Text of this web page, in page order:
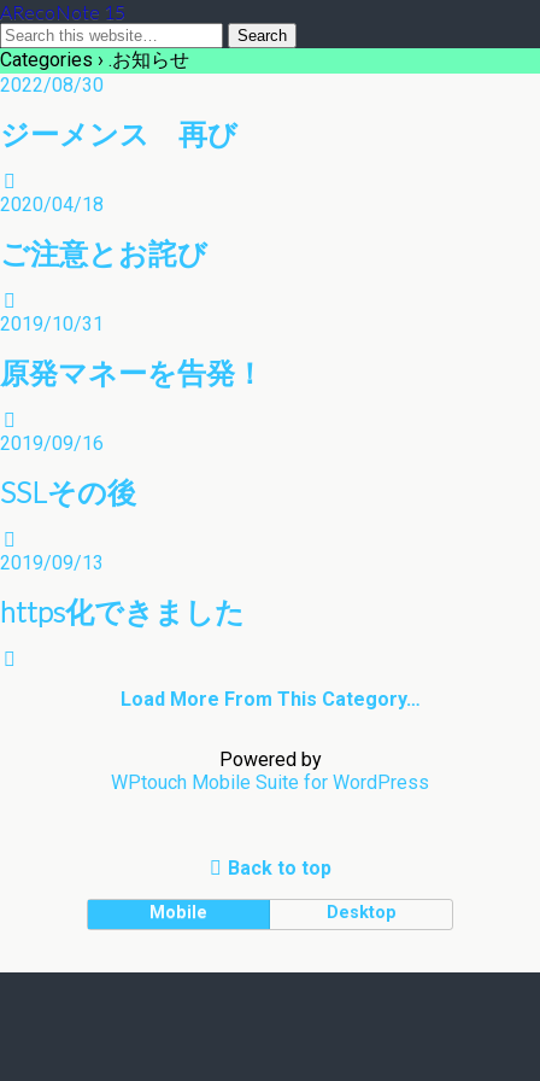
ARecoNote 15
Categories › .お知らせ
2022/08/30
ジーメンス 再び
2020/04/18
ご注意とお詫び
2019/10/31
原発マネーを告発！
2019/09/16
SSLその後
2019/09/13
https化できました
Load More From This Category…
Powered by
WPtouch Mobile Suite for WordPress
Back to top
Mobile Desktop